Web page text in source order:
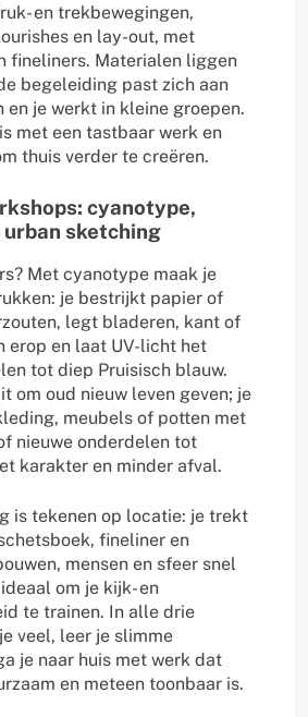
en trekbewegingen,
en lay-out, met
fineliners. Materialen liggen
begeleiding past zich aan
en je werkt in kleine groepen.
met een tastbaar werk en
thuis verder te creëren.
cyanotype,
sketching
Met cyanotype maak je
je bestrijkt papier of
legt bladeren, kant of
erop en laat UV-licht het
tot diep Pruisisch blauw.
om oud nieuw leven geven; je
meubels of potten met
nieuwe onderdelen tot
karakter en minder afval.
is tekenen op locatie: je trekt
fineliner en
mensen en sfeer snel
om je kijk- en
te trainen. In alle drie
veel, leer je slimme
je naar huis met werk dat
en meteen toonbaar is.